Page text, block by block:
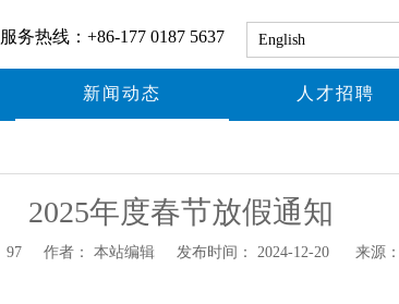
服务热线：+86-177 0187 5637 English
新闻动态 人才招聘
2025年度春节放假通知
97 作者： 本站编辑 发布时间： 2024-12-20 来源：